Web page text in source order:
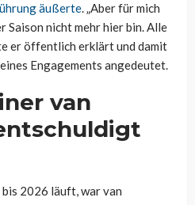
äußerte. „Aber für mich
Saison nicht mehr hier bin. Alle
er öffentlich erklärt und damit
Engagements angedeutet.
van
2026 läuft, war van